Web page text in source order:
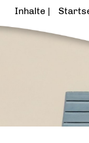
Inhalte